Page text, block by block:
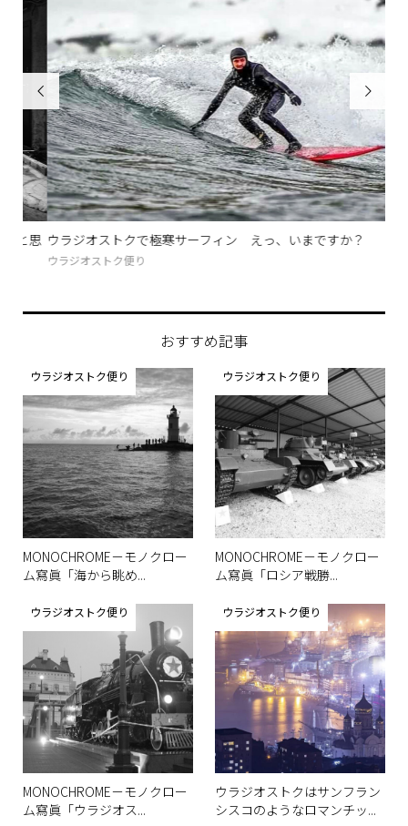

ウラジオストクで極寒サーフィン えっ、いまですか？
ウラジオストク便り

おすすめ記事
ウラジオストク便り
MONOCHROME－モノクロー
ム寫眞「海から眺め...
ウラジオストク便り
MONOCHROME－モノクロー
ム寫眞「ロシア戦勝...
ウラジオストク便り
MONOCHROME－モノクロー
ム寫眞「ウラジオス...
ウラジオストク便り
ウラジオストクはサンフラン
シスコのようなロマンチッ...